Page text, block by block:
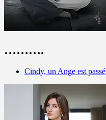
……….
Cindy, un Ange est passé